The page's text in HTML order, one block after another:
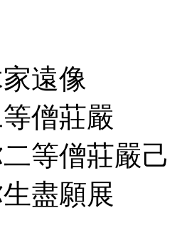
遠像
僧莊嚴
等僧莊嚴己
盡願展